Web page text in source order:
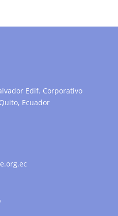
Edif. Corporativo
Ecuador